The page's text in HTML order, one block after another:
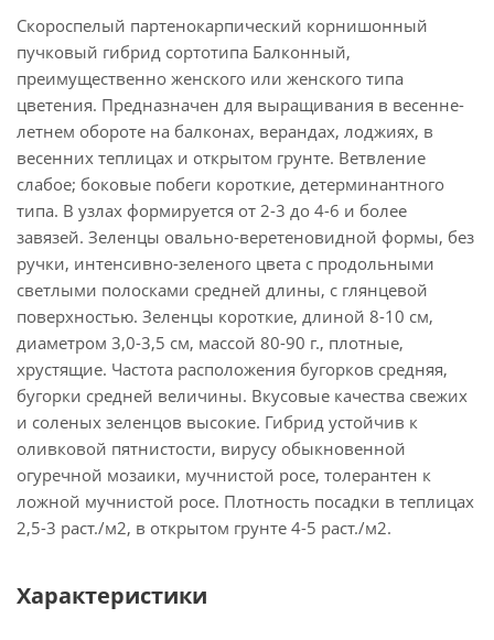
Скороспелый партенокарпический корнишонный
пучковый гибрид сортотипа Балконный,
преимущественно женского или женского типа
цветения. Предназначен для выращивания в весенне-
летнем обороте на балконах, верандах, лоджиях, в
весенних теплицах и открытом грунте. Ветвление
слабое; боковые побеги короткие, детерминантного
типа. В узлах формируется от 2-3 до 4-6 и более
завязей. Зеленцы овально-веретеновидной формы, без
ручки, интенсивно-зеленого цвета с продольными
светлыми полосками средней длины, с глянцевой
поверхностью. Зеленцы короткие, длиной 8-10 см,
диаметром 3,0-3,5 см, массой 80-90 г., плотные,
хрустящие. Частота расположения бугорков средняя,
бугорки средней величины. Вкусовые качества свежих
и соленых зеленцов высокие. Гибрид устойчив к
оливковой пятнистости, вирусу обыкновенной
огуречной мозаики, мучнистой росе, толерантен к
ложной мучнистой росе. Плотность посадки в теплицах
2,5-3 раст./м2, в открытом грунте 4-5 раст./м2.
Характеристики